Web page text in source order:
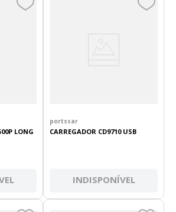
LONG
portssar
CARREGADOR CD9710 USB
INDISPONÍVEL